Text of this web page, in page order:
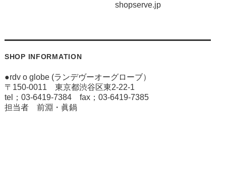
shopserve.jp
SHOP INFORMATION
●rdv o globe (ランデヴーオーグローブ）
〒150-0011 東京都渋谷区東2-22-1
tel；03-6419-7384 fax；03-6419-7385
担当者 前淵・眞鍋